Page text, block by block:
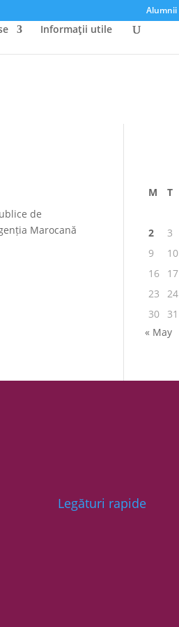
Alumnii
Informaţii utile
de
Marocană
M T
2
3
9
10
16
17
23
24
30
31
« May
Legături rapide